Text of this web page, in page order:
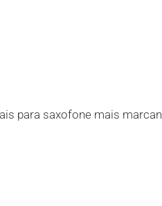
para saxofone mais